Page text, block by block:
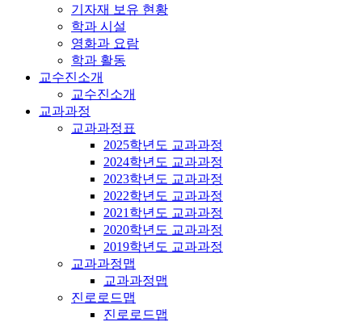
기자재 보유 현황
학과 시설
영화과 요람
학과 활동
교수진소개
교수진소개
교과과정
교과과정표
2025학년도 교과과정
2024학년도 교과과정
2023학년도 교과과정
2022학년도 교과과정
2021학년도 교과과정
2020학년도 교과과정
2019학년도 교과과정
교과과정맵
교과과정맵
진로로드맵
진로로드맵